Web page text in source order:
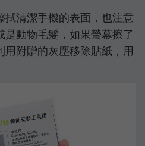
拭清潔手機的表面，也注意
是動物毛髮，如果螢幕擦了
用附贈的灰塵移除貼紙，用